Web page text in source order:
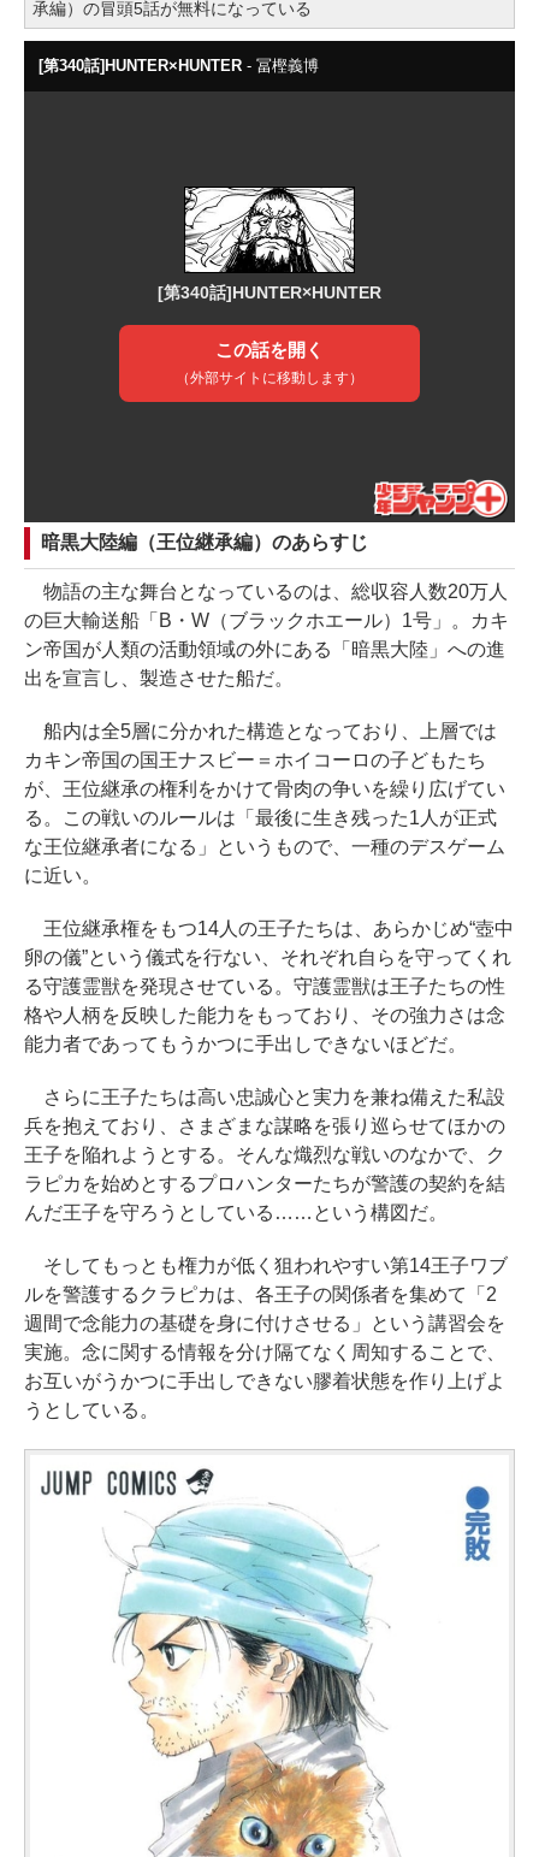
承編）の冒頭5話が無料になっている
暗黒大陸編（王位継承編）のあらすじ
物語の主な舞台となっているのは、総収容人数20万人
の巨大輸送船「B・W（ブラックホエール）1号」。カキ
ン帝国が人類の活動領域の外にある「暗黒大陸」への進
出を宣言し、製造させた船だ。
船内は全5層に分かれた構造となっており、上層では
カキン帝国の国王ナスビー＝ホイコーロの子どもたち
が、王位継承の権利をかけて骨肉の争いを繰り広げてい
る。この戦いのルールは「最後に生き残った1人が正式
な王位継承者になる」というもので、一種のデスゲーム
に近い。
王位継承権をもつ14人の王子たちは、あらかじめ“壺中
卵の儀”という儀式を行ない、それぞれ自らを守ってくれ
る守護霊獣を発現させている。守護霊獣は王子たちの性
格や人柄を反映した能力をもっており、その強力さは念
能力者であってもうかつに手出しできないほどだ。
さらに王子たちは高い忠誠心と実力を兼ね備えた私設
兵を抱えており、さまざまな謀略を張り巡らせてほかの
王子を陥れようとする。そんな熾烈な戦いのなかで、ク
ラピカを始めとするプロハンターたちが警護の契約を結
んだ王子を守ろうとしている……という構図だ。
そしてもっとも権力が低く狙われやすい第14王子ワブ
ルを警護するクラピカは、各王子の関係者を集めて「2
週間で念能力の基礎を身に付けさせる」という講習会を
実施。念に関する情報を分け隔てなく周知することで、
お互いがうかつに手出しできない膠着状態を作り上げよ
うとしている。